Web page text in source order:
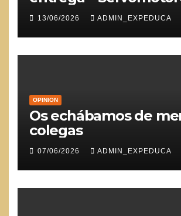
13/06/2026 ADMIN_EXPEDUCA
OPINION
Os echábamos de
colegas
07/06/2026 ADMIN_EXPEDUCA